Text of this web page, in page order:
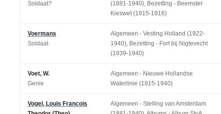
Soldaat?
(1881-1940), Bezetting - Beemster
Kieswet (1915-1916)
Voermans
Soldaat
Algemeen - Vesting Holland (1922-
1940), Bezetting - Fort bij Nigtevecht
(1939-1940)
Voet, W.
Genie
Algemeen - Nieuwe Hollandse
Waterlinie (1815-1940)
Vogel, Louis Francois
Algemeen - Stelling van Amsterdam